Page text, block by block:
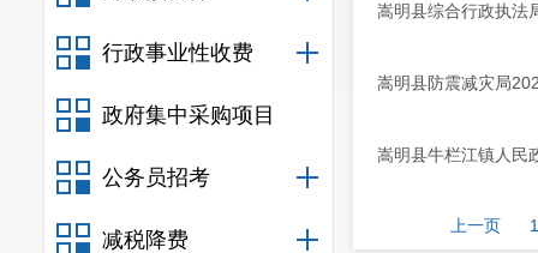
行政事业性收费
政府集中采购项目
公务员招考
减税降费
嵩明县综合行政执法
嵩明县防震减灾局
嵩明县牛栏江镇人民
上一页 1